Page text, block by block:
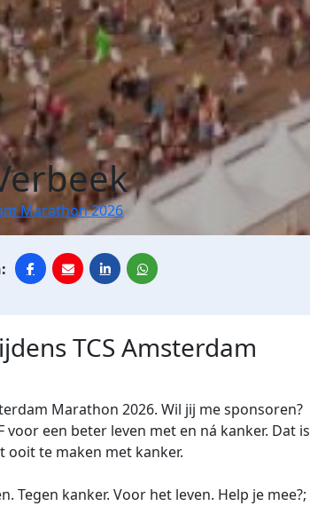
Marathon 2026
TCS Amsterdam
Marathon 2026. Wil jij me sponsoren?
een beter leven met en ná kanker. Dat is
te maken met kanker.
Tegen kanker. Voor het leven. Help je mee?;